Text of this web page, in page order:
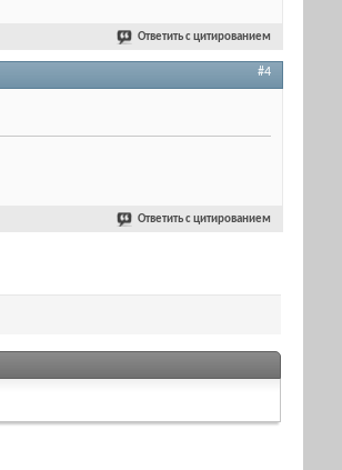
Ответить с цитированием
#4
Ответить с цитированием